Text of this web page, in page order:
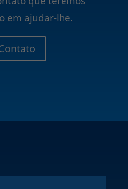
em ajudar-lhe.